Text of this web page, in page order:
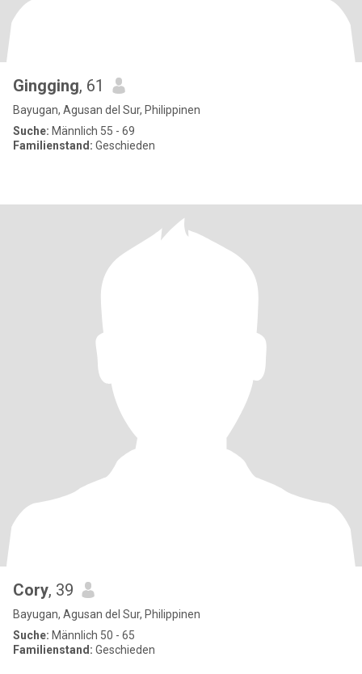
Gingging, 61
Bayugan, Agusan del Sur, Philippinen
Suche: Männlich 55 - 69
Familienstand: Geschieden
Cory, 39
Bayugan, Agusan del Sur, Philippinen
Suche: Männlich 50 - 65
Familienstand: Geschieden